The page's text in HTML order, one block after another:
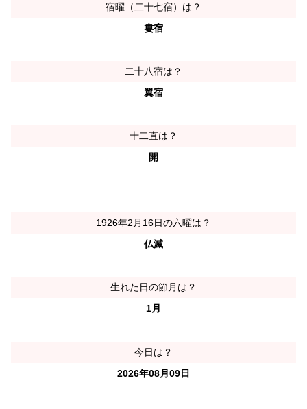
宿曜（二十七宿）は？
婁宿
二十八宿は？
翼宿
十二直は？
開
1926年2月16日の六曜は？
仏滅
生れた日の節月は？
1月
今日は？
2026年08月09日